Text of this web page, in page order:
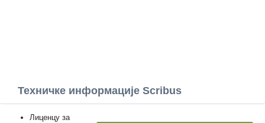
Техничке информације Scribus
Лиценцу за